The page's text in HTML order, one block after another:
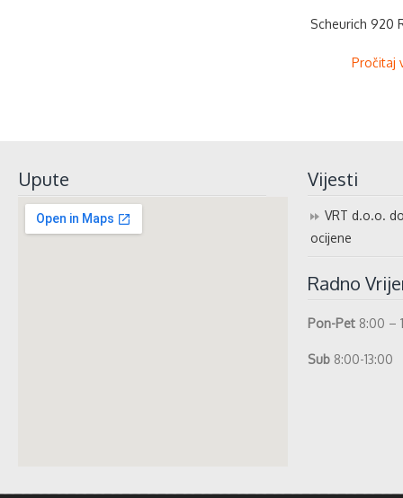
Scheurich 920
Pročitaj
Upute Vijesti
VRT d.o.o.
ocijene
Radno
Pon-Pet 8:00 –
Sub 8:00-13:00